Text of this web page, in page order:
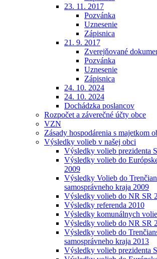
23. 11. 2017
Pozvánka
Uznesenie
Zápisnica
21. 9. 2017
Zverejňované
Pozvánka
Uznesenie
Zápisnica
24. 10. 2024
24. 10. 2024
Dochádzka poslancov
Rozpočet a záverečné účty obce
VZN
Zásady hospodárenia s majetkom
Výsledky volieb v našej obci
Výsledky volieb prezidenta
Výsledky volieb do
2009
Výsledky Volieb do
samosprávneho kraja 2009
Výsledky volieb do NR SR
Výsledky referenda 2010
Výsledky komunálnych
Výsledky volieb do NR SR
Výsledky volieb do
samosprávneho kraja 2013
Výsledky volieb prezidenta